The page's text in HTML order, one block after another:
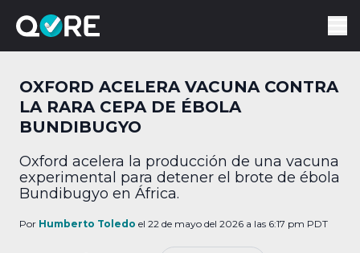
OXFORD ACELERA VACUNA CONTRA
LA RARA CEPA DE ÉBOLA
BUNDIBUGYO
Oxford acelera la producción de una vacuna
experimental para detener el brote de ébola
Bundibugyo en África.
Por Humberto Toledo el 22 de mayo del 2026 a las 6:17 pm PDT